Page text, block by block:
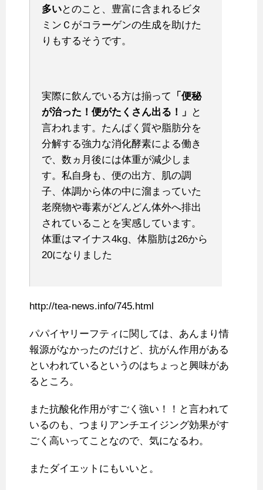
多いとのこと、豊富に含まれるビタ
ミンＣがコラーゲンの生成を助けた
りもするそうです。
実際に飲んでいる方は揃って
「便秘
が治った！便がたくさん出る！」
と
言われます。たんぱく質や脂肪分を
分解する強力な消化酵素による働き
で、数ヵ月後には体重が減少しま
す。私自身も、便の出方、肌の調
子、体調から体の中に溜まっていた
老廃物や毒素がどんどん体外へ排出
されていることを実感しています。
体重はマイナス4kg、体脂肪は26から
20になりました
http://tea-news.info/745.html
パパイヤリーフティに関しては、あんまり情
報源がなかったのだけど、抗がん作用がある
といわれているというのはちょっと興味があ
るところ。
また抗酸化作用がすごく強い！！と言われて
いるのも、つまりアンチエイジング効果がす
ごく高いってことなので、気になるわ。
またダイエットにもいいと。